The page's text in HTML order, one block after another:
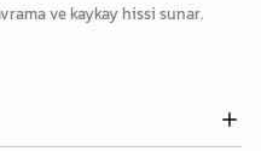
ve kaykay hissi sunar.